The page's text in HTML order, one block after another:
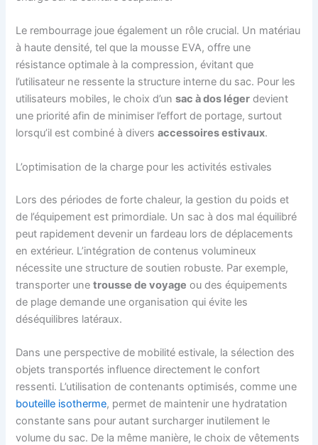
Le rembourrage joue également un rôle crucial. Un matériau
à haute densité, tel que la mousse EVA, offre une
résistance optimale à la compression, évitant que
l’utilisateur ne ressente la structure interne du sac. Pour les
utilisateurs mobiles, le choix d’unsac à dos léger devient
une priorité afin de minimiser l’effort de portage, surtout
lorsqu’il est combiné à diversaccessoires estivaux.
L’optimisation de la charge pour les activités estivales
Lors des périodes de forte chaleur, la gestion du poids et
de l’équipement est primordiale. Un sac à dos mal équilibré
peut rapidement devenir un fardeau lors de déplacements
en extérieur. L’intégration de contenus volumineux
nécessite une structure de soutien robuste. Par exemple,
transporter unetrousse de voyage ou des équipements
de plage demande une organisation qui évite les
déséquilibres latéraux.
Dans une perspective de mobilité estivale, la sélection des
objets transportés influence directement le confort
ressenti. L’utilisation de contenants optimisés, comme une
bouteille isotherme, permet de maintenir une hydratation
constante sans pour autant surcharger inutilement le
volume du sac. De la même manière, le choix de vêtements